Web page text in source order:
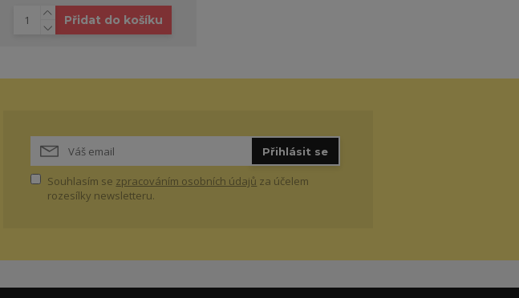
Přidat do košíku
Přihlásit se
Souhlasím se zpracováním osobních údajů za účelem
rozesílky newsletteru.